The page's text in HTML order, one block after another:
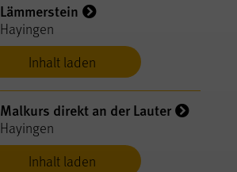
Inhalt laden
Lämmerstein
Hayingen
Inhalt laden
Malkurs direkt an der Lauter
Hayingen